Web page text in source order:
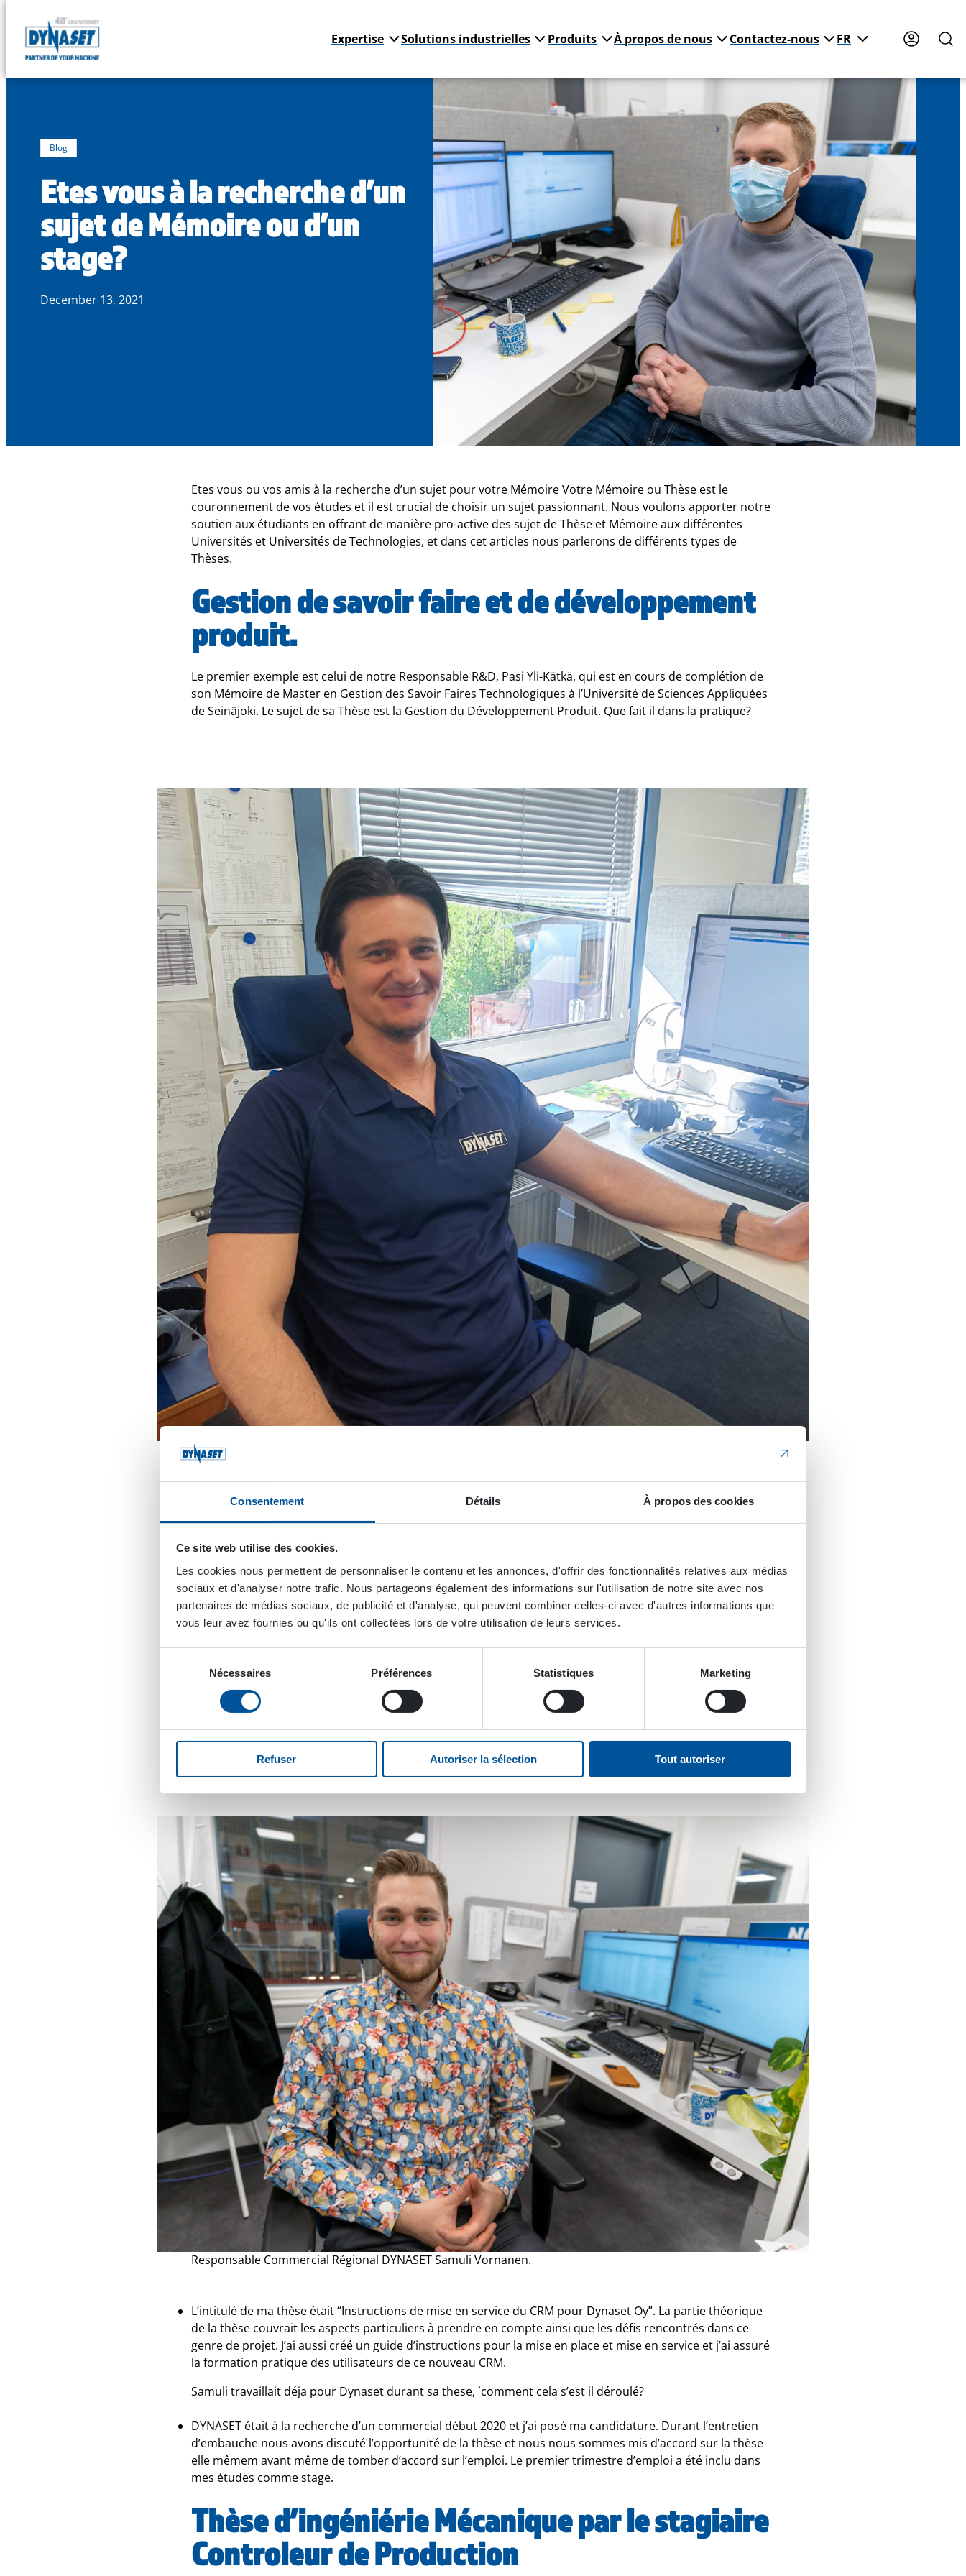
Consentement Détails À propos des cookies
Ce site web utilise des cookies.
Les cookies nous permettent de personnaliser le contenu et les annonces, d'offrir des fonctionnalités relatives aux médias
sociaux et d'analyser notre trafic. Nous partageons également des informations sur l'utilisation de notre site avec nos
partenaires de médias sociaux, de publicité et d'analyse, qui peuvent combiner celles-ci avec d'autres informations que
vous leur avez fournies ou qu'ils ont collectées lors de votre utilisation de leurs services.
consentement
Nécessaires Préférences Statistiques Marketing
Refuser Autoriser la sélection Tout autoriser
Skip
DYNASET
Expertise Solutions industrielles Produits À propos de nous Contactez-nous FR
Blog
Etes vous à la recherche d’un
sujet de Mémoire ou d’un
stage?
December 13, 2021
Etes vous ou vos amis à la recherche d’un sujet pour votre Mémoire Votre Mémoire ou Thèse est le
couronnement de vos études et il est crucial de choisir un sujet passionnant. Nous voulons apporter notre
soutien aux étudiants en offrant de manière pro-active des sujet de Thèse et Mémoire aux différentes
Universités et Universités de Technologies, et dans cet articles nous parlerons de différents types de
Thèses.
Gestion de savoir faire et de développement
produit.
Le premier exemple est celui de notre Responsable R&D, Pasi Yli-Kätkä, qui est en cours de complétion de
son Mémoire de Master en Gestion des Savoir Faires Technologiques à l’Université de Sciences Appliquées
de Seinäjoki. Le sujet de sa Thèse est la Gestion du Développement Produit. Que fait il dans la pratique?
RESPONSABLE R&D DYNASET, Pasi Yli-Kätkä.
L’idée est d’améliorer notre processus de développement R&D actuel. Pour cela je suis en train de créer un
plan de processus incluant une description claire des étapes de développement tout en y intégrant un outil
planification je ferai une description du fonctionnement de ce modèle amélioré au sein de notre
organisation d’entreprise. L’application du modèle amélioré de processus de développement démarrera
lorsque ma Thèse sera prête, nous dit Pasi.
Mise en place d’un logiciel de gestion de
relation clientèle comme sujet de Thèse
Samuli Vornanen, Responsable Commercial Régional à DYNASET, a fait sa Thèse à Dynaset courant 2020.
de Projet.
Responsable Commercial Régional DYNASET Samuli Vornanen.
L’intitulé de ma thèse était “Instructions de mise en service du CRM pour Dynaset Oy”. La partie théorique
de la thèse couvrait les aspects particuliers à prendre en compte ainsi que les défis rencontrés dans ce
genre de projet. J’ai aussi créé un guide d’instructions pour la mise en place et mise en service et j’ai assuré
la formation pratique des utilisateurs de ce nouveau CRM.
Samuli travaillait déja pour Dynaset durant sa these, `comment cela s’est il déroulé?
DYNASET était à la recherche d’un commercial début 2020 et j’ai posé ma candidature. Durant l’entretien
d’embauche nous avons discuté l’opportunité de la thèse et nous nous sommes mis d’accord sur la thèse
elle mêmem avant même de tomber d’accord sur l’emploi. Le premier trimestre d’emploi a été inclu dans
mes études comme stage.
Thèse d’ingéniérie Mécanique par le stagiaire
Controleur de Production